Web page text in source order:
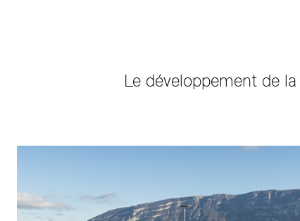
Le développement de